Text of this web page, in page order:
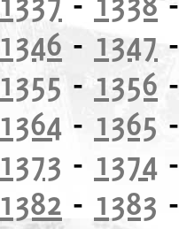
1346 - 1347
1355 - 1356
1364 - 1365
1373 - 1374
1382 - 1383